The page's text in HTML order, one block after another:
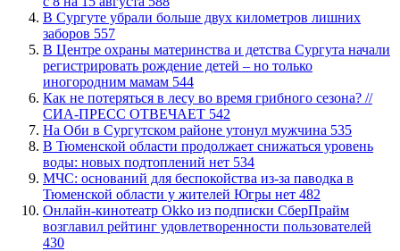
​В Сургуте убрали больше двух километров лишних
заборов 557
​В Центре охраны материнства и детства Сургута начали
регистрировать рождение детей – но только
иногородним мамам 544
​Как не потеряться в лесу во время грибного сезона? //
СИА-ПРЕСС ОТВЕЧАЕТ 542
​На Оби в Сургутском районе утонул мужчина 535
​В Тюменской области продолжает снижаться уровень
воды: новых подтоплений нет 534
​МЧС: оснований для беспокойства из-за паводка в
Тюменской области у жителей Югры нет 482
​Онлайн-кинотеатр Okko из подписки СберПрайм
возглавил рейтинг удовлетворенности пользователей
430